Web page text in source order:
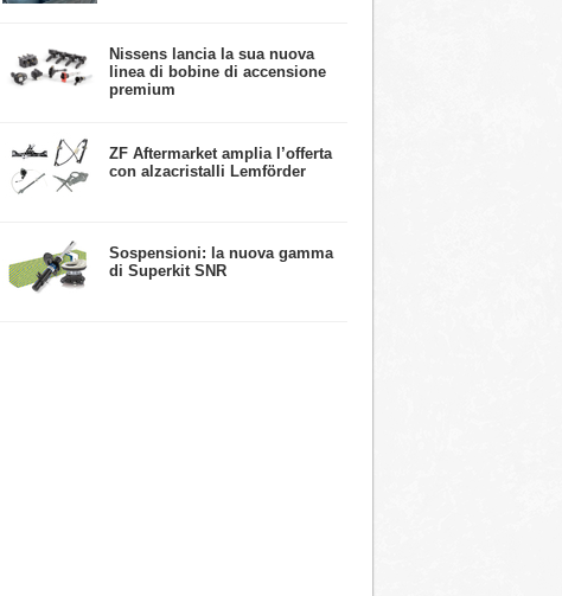
Nissens lancia la sua nuova
linea di bobine di accensione
premium
ZF Aftermarket amplia l’offerta
con alzacristalli Lemförder
​Sospensioni: la nuova gamma
di Superkit SNR